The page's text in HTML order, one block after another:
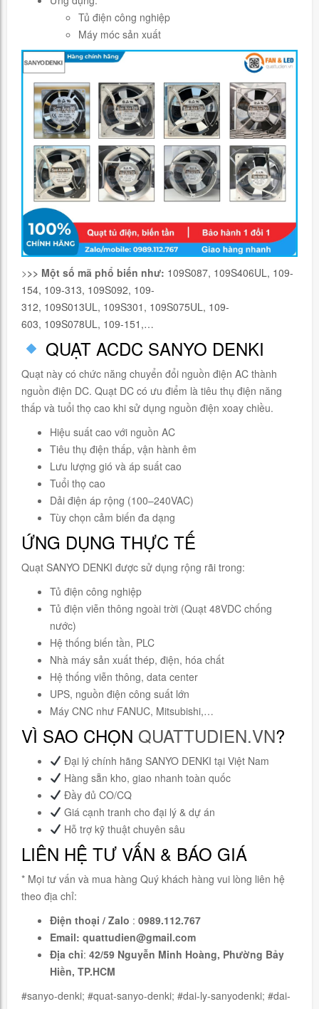
Tủ điện công nghiệp
Máy móc sản xuất
>>> Một số mã phổ biến như: 109S087, 109S406UL, 109-
154, 109-313, 109S092, 109-
312, 109S013UL, 109S301, 109S075UL, 109-
603, 109S078UL, 109-151,…
QUẠT ACDC SANYO DENKI
Quạt này có chức năng chuyển đổi nguồn điện AC thành
nguồn điện DC. Quạt DC có ưu điểm là tiêu thụ điện năng
thấp và tuổi thọ cao khi sử dụng nguồn điện xoay chiều.
Hiệu suất cao với nguồn AC
Tiêu thụ điện thấp, vận hành êm
Lưu lượng gió và áp suất cao
Tuổi thọ cao
Dải điện áp rộng (100–240VAC)
Tùy chọn cảm biến đa dạng
ỨNG DỤNG THỰC TẾ
Quạt SANYO DENKI được sử dụng rộng rãi trong:
Tủ điện công nghiệp
Tủ điện viễn thông ngoài trời (Quạt 48VDC chống
nước)
Hệ thống biến tần, PLC
Nhà máy sản xuất thép, điện, hóa chất
Hệ thống viễn thông, data center
UPS, nguồn điện công suất lớn
Máy CNC như FANUC, Mitsubishi,…
VÌ SAO CHỌN QUATTUDIEN.VN?
Đại lý chính hãng SANYO DENKI tại Việt Nam
Hàng sẵn kho, giao nhanh toàn quốc
Đầy đủ CO/CQ
Giá cạnh tranh cho đại lý & dự án
Hỗ trợ kỹ thuật chuyên sâu
LIÊN HỆ TƯ VẤN & BÁO GIÁ
* Mọi tư vấn và mua hàng Quý khách hàng vui lòng liên hệ
theo địa chỉ:
Điện thoại / Zalo : 0989.112.767
Email: quattudien@gmail.com
Địa chỉ: 42/59 Nguyễn Minh Hoàng, Phường Bảy
Hiền, TP.HCM
#sanyo-denki; #quat-sanyo-denki; #dai-ly-sanyodenki; #dai-